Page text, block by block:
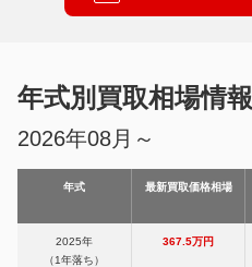
年式別買取相場情報
2026年08月～
年式 最新買取価格相場
2025年
（1年落ち）
367.5万円